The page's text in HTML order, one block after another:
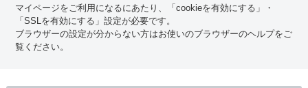
マイページをご利用になるにあたり、「cookieを有効にする」・
「SSLを有効にする」設定が必要です。
ブラウザーの設定が分からない方はお使いのブラウザーのヘルプをご
覧ください。